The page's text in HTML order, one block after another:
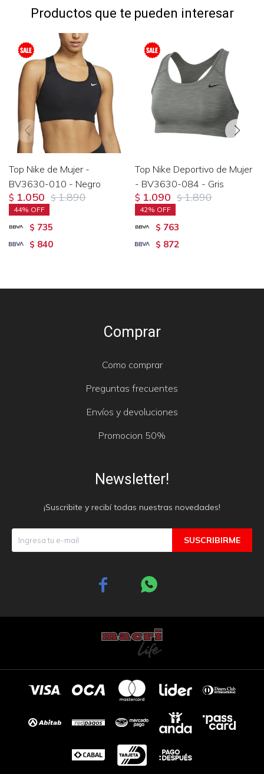
Productos que te pueden interesar
Top Nike de Mujer -
BV3630-010 - Negro
$ 1.050 $ 1.890
44
$ 735
$ 840
Top Nike Deportivo de Mujer
- BV3630-084 - Gris
$ 1.090 $ 1.890
42
$ 763
$ 872
Comprar
Como comprar
Preguntas frecuentes
Envíos y devoluciones
Promocion 50%
Newsletter!
¡Suscribite y recibí todas nuestras novedades!
SUSCRIBIRME
 